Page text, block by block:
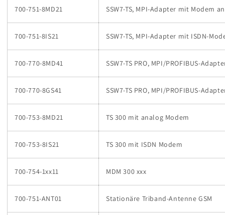
700-751-8MD21 SSW7-TS, MPI-Adapter mit Modem
700-751-8IS21 SSW7-TS, MPI-Adapter mit ISDN-
700-770-8MD41 SSW7-TS PRO, MPI/PROFIBUS-
700-770-8GS41 SSW7-TS PRO, MPI/PROFIBUS-
700-753-8MD21 TS 300 mit analog Modem
700-753-8IS21 TS 300 mit ISDN Modem
700-754-1xx11 MDM 300 xxx
700-751-ANT01 Stationäre Triband-Antenne GSM